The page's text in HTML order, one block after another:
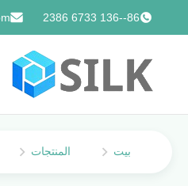
86--136 6733 2386
بيت المنتجات